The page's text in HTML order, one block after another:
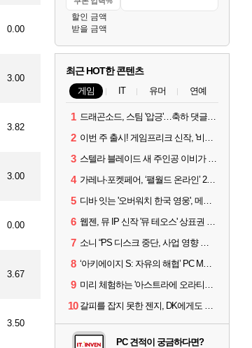
0.00
3.00
3.82
3.00
0.00
3.67
3.50
할인 금액
받을 금액
최근 HOT한 콘텐츠
게임 IT 유머 연예
1 드래곤소드, 스팀 '압긍'…축하 댓글 달고 게임 코드 받자!
2 이번 주 출시! 게임프리크 신작, '비스트 오브 리인카네이션'
3 스텔라 블레이드 새 주인공 이비가 부릅니다, 'Wanna be in LOVE' 뮤비 공개
4 가레나·포켓페어, ‘팰월드 온라인’ 2026년 출시 예고
5 디바 잇는 '오버워치 한국 영웅', 메카 파일럿 디몬 나온다
6 웹젠, 뮤 IP 신작 '뮤 테오스' 상표권 출원
7 소니 “PS 디스크 중단, 사업 영향 없다”
8 ‘아키에이지 S: 자유의 해협’ PC MMORPG로 개발한다
9 미리 체험하는 '아스트라에 오라티오'...NC, 8/19부터 CBT 참가자 모집
10 갈피를 잡지 못한 젠지, DK에게도 0:2 패배
PC 견적이 궁금하다면?